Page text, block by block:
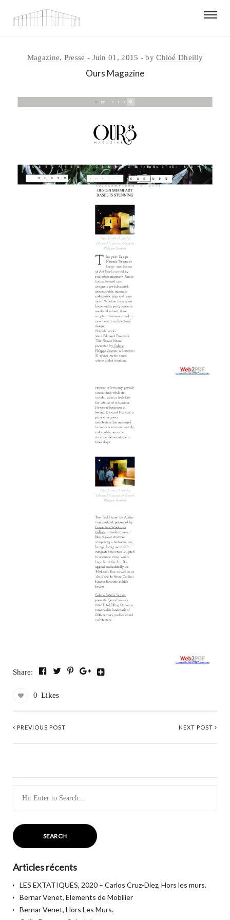
Magazine, Presse Juin 01, 2015 byChloé Dheilly
Ours Magazine
Share:
0 Likes
PREVIOUS POST NEXT POST
Articles récents
LES EXTATIQUES, 2020 – Carlos Cruz-Diez, Hors les murs.
Bernar Venet, Elements de Mobilier
Bernar Venet, Hors Les Murs.